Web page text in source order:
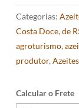
Categorias:
Costa Doce, de
agroturismo,
produtor,
Calcular o Frete